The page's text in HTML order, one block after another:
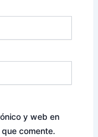
y web en
comente.